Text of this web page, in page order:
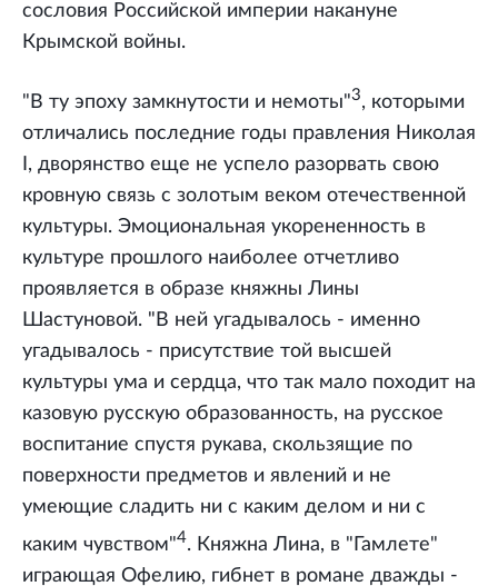
сословия Российской империи накануне
Крымской войны.
"В ту эпоху замкнутости и немоты"3, которыми
отличались последние годы правления Николая
I, дворянство еще не успело разорвать свою
кровную связь с золотым веком отечественной
культуры. Эмоциональная укорененность в
культуре прошлого наиболее отчетливо
проявляется в образе княжны Лины
Шастуновой. "В ней угадывалось - именно
угадывалось - присутствие той высшей
культуры ума и сердца, что так мало походит на
казовую русскую образованность, на русское
воспитание спустя рукава, скользящие по
поверхности предметов и явлений и не
умеющие сладить ни с каким делом и ни с
каким чувством"4. Княжна Лина, в "Гамлете"
играющая Офелию, гибнет в романе дважды -